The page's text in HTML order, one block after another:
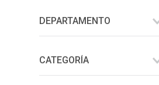
DEPARTAMENTO
Suplementos Alimenticios
CATEGORÍA